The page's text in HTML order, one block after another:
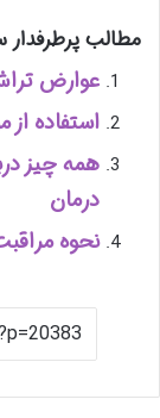
مطالب
عوارض
استفاده از
همه چیز
درمان
نحوه